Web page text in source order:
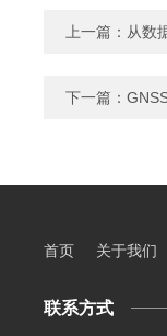
上一篇： 从数
下一篇：
首页 关于我们
联系方式